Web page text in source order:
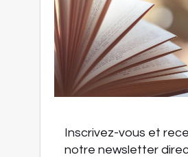
Inscrivez-vous et
notre newsletter